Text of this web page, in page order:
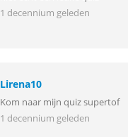
1 decennium geleden
Lirena10
Kom naar mijn quiz supertof
1 decennium geleden